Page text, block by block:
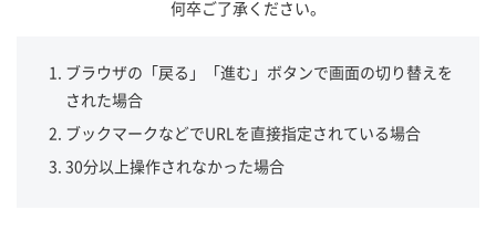
何卒ご了承ください。
ブラウザの「戻る」「進む」ボタンで画面の切り替えを
された場合
ブックマークなどでURLを直接指定されている場合
30分以上操作されなかった場合